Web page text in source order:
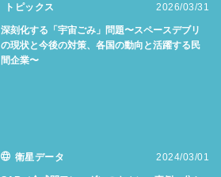
トピックス 2026/03/31
深刻化する「宇宙ごみ」問題〜スペースデブリ
の現状と今後の対策、各国の動向と活躍する民
間企業〜
衛星データ 2024/03/01